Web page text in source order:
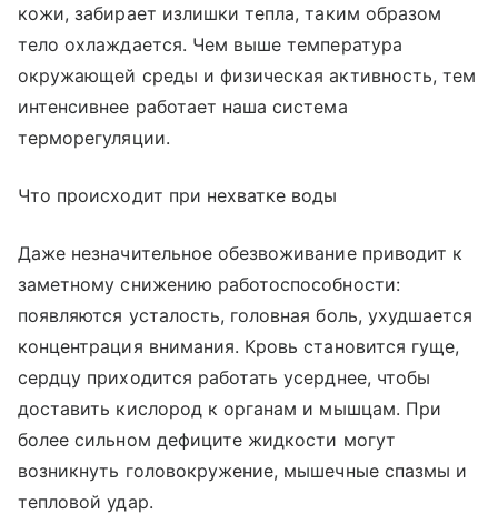
кожи, забирает излишки тепла, таким образом
тело охлаждается. Чем выше температура
окружающей среды и физическая активность, тем
интенсивнее работает наша система
терморегуляции.
Что происходит при нехватке воды
Даже незначительное обезвоживание приводит к
заметному снижению работоспособности:
появляются усталость, головная боль, ухудшается
концентрация внимания. Кровь становится гуще,
сердцу приходится работать усерднее, чтобы
доставить кислород к органам и мышцам. При
более сильном дефиците жидкости могут
возникнуть головокружение, мышечные спазмы и
тепловой удар.